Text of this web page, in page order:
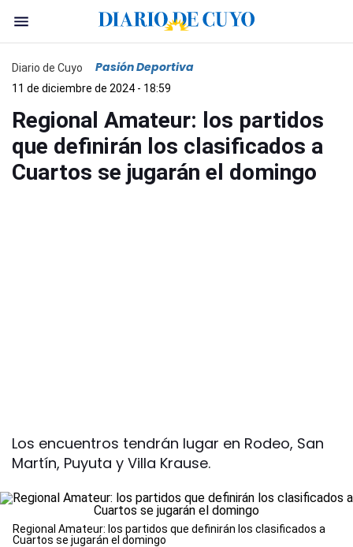
Diario de Cuyo Pasión Deportiva
11 de diciembre de 2024 - 18:59
Regional Amateur: los partidos
que definirán los clasificados a
Cuartos se jugarán el domingo
Los encuentros tendrán lugar en Rodeo, San
Martín, Puyuta y Villa Krause.
Regional Amateur: los partidos que definirán los clasificados a
Cuartos se jugarán el domingo